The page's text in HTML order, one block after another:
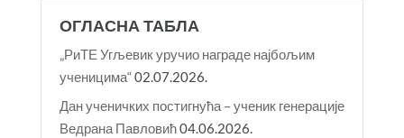
ОГЛАСНА ТАБЛА
„РиТЕ Угљевик уручио награде најбољим
ученицима“02.07.2026.
Дан ученичких постигнућа – ученик генерације
Ведрана Павловић04.06.2026.